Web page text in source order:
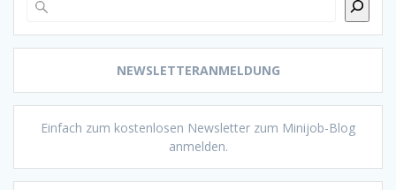
NEWSLETTERANMELDUNG
Einfach zum kostenlosen Newsletter zum Minijob-Blog
anmelden.